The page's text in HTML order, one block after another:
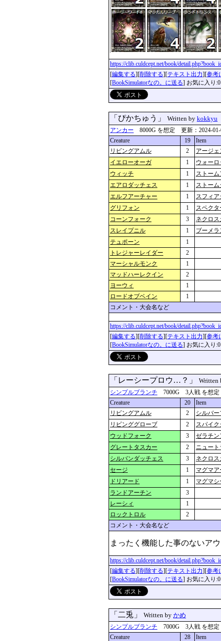
https://clib.culdcept.net/book/
[編集する][削除する][テキスト出力][参考
[BookSimulatorなの。に送る] お気に入り:0
「ぴかちゅう」 Written by kokkyu
アンカー 8000G を想定 更新：2024-01-
Creature
19
Item
リビングアムル
2
アージ
イエローオーガ
1
ウォー
ウィッチ
1
ストー
エアロダッチェス
1
ストー
エルフアーチャー
1
スフィ
グリフォン
1
スペク
コーンフォーク
3
ネクロ
スレイプニル
1
ブーメラ
テュポーン
1
トレジャーレイダー
2
マーシャルモンク
1
マッドハーレクイン
2
ヨーウィ
1
ロードオブベイン
1
コメント・大会名など
https://clib.culdcept.net/book/
[編集する][削除する][テキスト出力][参考
[BookSimulatorなの。に送る] お気に入り:0
「レーシープロウ…？」 Written
シンプルブランチ 7000G 3人戦 を想定
Creature
20
Item
リビングアムル
2
シルバ
リビンググローブ
2
スパイ
ウッドフォーク
3
ゼラチン
グレートタスカー
2
ニュー
シルバンダッチェス
3
ネクロ
セージ
1
マグマ
ドリアード
1
マグマ
ランドアーチン
3
レーシィ
1
ロックトロル
2
コメント・大会名など
https://clib.culdcept.net/book/
[編集する][削除する][テキスト出力][参考
[BookSimulatorなの。に送る] お気に入り:0
「二兎」 Written by かめ
シンプルブランチ 7000G 3人戦 を想定
Creature
28
Item